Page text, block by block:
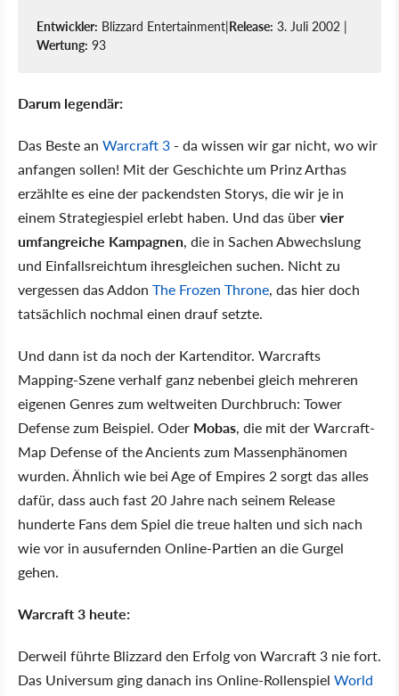
Entwickler: Blizzard Entertainment|Release: 3. Juli 2002 |
Wertung: 93
Darum legendär:
Das Beste an Warcraft 3 - da wissen wir gar nicht, wo wir
anfangen sollen! Mit der Geschichte um Prinz Arthas
erzählte es eine der packendsten Storys, die wir je in
einem Strategiespiel erlebt haben. Und das übervier
umfangreiche Kampagnen, die in Sachen Abwechslung
und Einfallsreichtum ihresgleichen suchen. Nicht zu
vergessen das Addon The Frozen Throne, das hier doch
tatsächlich nochmal einen drauf setzte.
Und dann ist da noch der Kartenditor. Warcrafts
Mapping-Szene verhalf ganz nebenbei gleich mehreren
eigenen Genres zum weltweiten Durchbruch: Tower
Defense zum Beispiel. Oder Mobas, die mit der Warcraft-
Map Defense of the Ancients zum Massenphänomen
wurden. Ähnlich wie bei Age of Empires 2 sorgt das alles
dafür, dass auch fast 20 Jahre nach seinem Release
hunderte Fans dem Spiel die treue halten und sich nach
wie vor in ausufernden Online-Partien an die Gurgel
gehen.
Warcraft 3 heute:
Derweil führte Blizzard den Erfolg von Warcraft 3 nie fort.
Das Universum ging danach ins Online-Rollenspiel World